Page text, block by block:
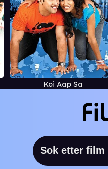
Koi Aap Sa